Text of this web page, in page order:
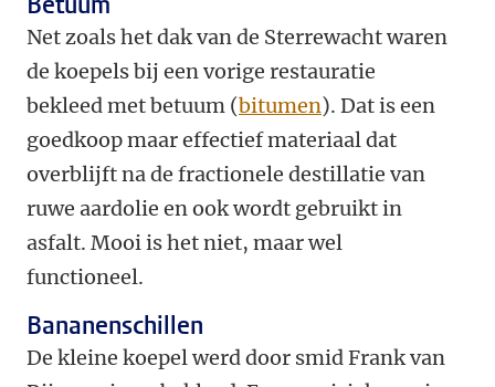
Net zoals het dak van de Sterrewacht waren
de koepels bij een vorige restauratie
bekleed met betuum (bitumen). Dat is een
goedkoop maar effectief materiaal dat
overblijft na de fractionele destillatie van
ruwe aardolie en ook wordt gebruikt in
asfalt. Mooi is het niet, maar wel
functioneel.
Bananenschillen
De kleine koepel werd door smid Frank van